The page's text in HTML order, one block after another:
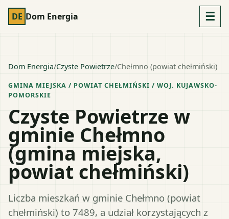
DE Dom Energia ☰
Dom Energia/Czyste Powietrze/Chełmno (powiat chełmiński)
GMINA MIEJSKA / POWIAT CHEŁMIŃSKI / WOJ. KUJAWSKO-
POMORSKIE
Czyste Powietrze w
gminie Chełmno
(gmina miejska,
powiat chełmiński)
Liczba mieszkań w gminie Chełmno (powiat
chełmiński) to 7489, a udział korzystających z